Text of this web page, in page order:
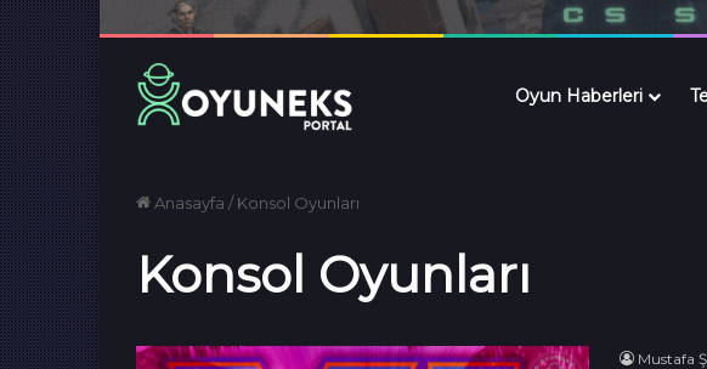
Oyun Haberleri
Anasayfa / Konsol Oyunları
Konsol Oyunları
Mustafa